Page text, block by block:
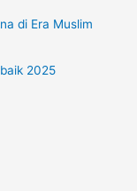
di Era Muslim
2025